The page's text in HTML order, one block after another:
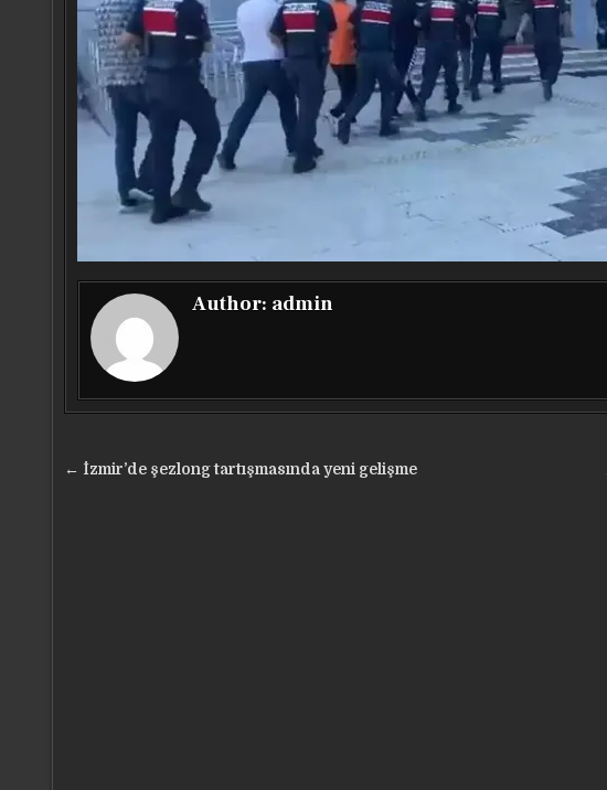
Author: admin
Yazı
← İzmir’de şezlong tartışmasında yeni gelişme